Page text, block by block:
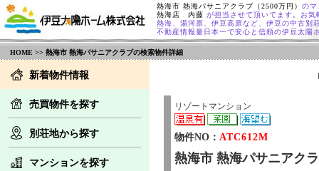
熱海市 熱海パサニアクラブ（2500万円） のマ
熱海店 内藤 が担当させて頂いてます。お気
熱海、湯河原、伊豆高原など、伊豆の中古別
不動産情報量日本一で安心と信頼の伊豆太陽
HOME >> 熱海市 熱海パサニアクラブの検索物件詳細
新着物件情報
売買物件を探す
別荘地から探す
マンションを探す
リゾートマンション
物件NO： ATC612M
熱海市 熱海パサニアク